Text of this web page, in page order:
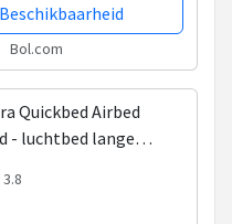
Bol.com
Quickbed Airbed
- luchtbed lange
198x74x19cm - 1
3.8